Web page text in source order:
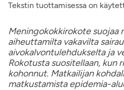
Tekstin tuottamisessa on
Meningokokkirokote suojaa
aiheuttamilta vakavilta
aivokalvontulehdukselta ja
Rokotusta suositellaan, kun
kohonnut. Matkailijan
matkustamista epidemia-